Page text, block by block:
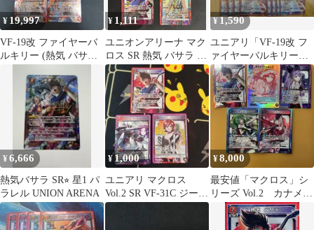
¥ 19,997
VF-19改 ファイヤーバ
ルキリー (熱気 バサラ)
¥ 1,111
ユニオンアリーナ マク
ロス SR 熱気 バサラ ミ
レーヌバルキリー デッ
キパーツ
¥1,590
ユニアリ「VF-19改 フ
ァイヤーバルキリー」
SR（スーパーレア）16
枚セット
¥6,666
熱気バサラ SR⭐︎ 星1 パ
ラレル UNION ARENA
¥ 1,000
ユニアリ マクロス
Vol.2 SR VF-31C ジーク
フリード 他
¥8,000
最安値「マクロス」シ
リーズ Vol.2 カナメ•
バッカニアR★ パラ
レル 他5枚